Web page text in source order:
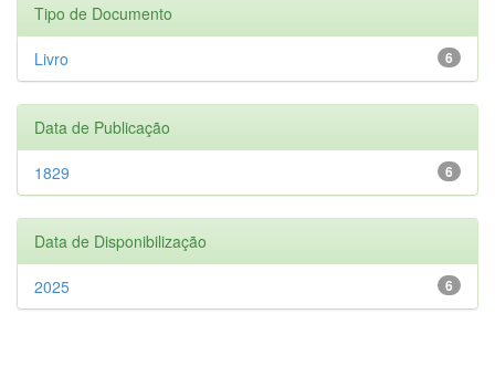
Tipo de Documento
6
Livro
Data de Publicação
6
1829
Data de Disponibilização
6
2025